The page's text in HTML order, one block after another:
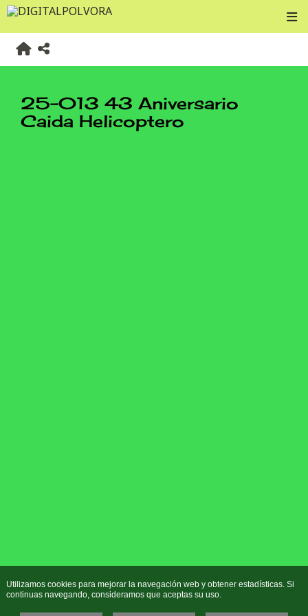
25-013 43 Aniversario
Caida Helicoptero
Utilizamos cookies para mejorar la navegación web y obtener estadísticas. Si
continuas navegando, consideramos que aceptas su uso.